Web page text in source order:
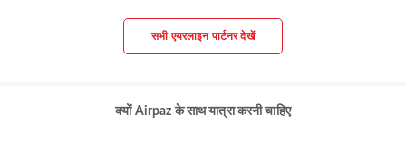
सभी एयरलाइन पार्टनर देखें
क्यों Airpaz के साथ यात्रा करनी चाहिए